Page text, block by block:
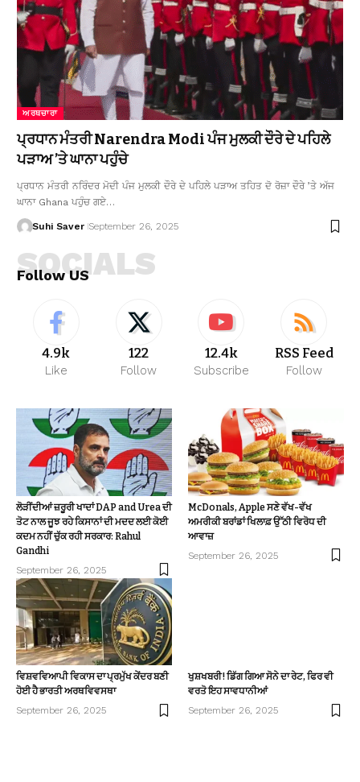
ਅਰਥਚਾਰਾ
ਪ੍ਰਧਾਨ ਮੰਤਰੀ Narendra Modi ਪੰਜ ਮੁਲਕੀ ਦੌਰੇ ਦੇ ਪਹਿਲੇ
ਪੜਾਅ ’ਤੇ ਘਾਨਾ ਪਹੁੰਚੇ
ਪ੍ਰਧਾਨ ਮੰਤਰੀ ਨਰਿੰਦਰ ਮੋਦੀ ਪੰਜ ਮੁਲਕੀ ਦੌਰੇ ਦੇ ਪਹਿਲੇ ਪੜਾਅ ਤਹਿਤ ਦੋ ਰੋਜ਼ਾ ਦੌਰੇ ’ਤੇ ਅੱਜ
ਘਾਨਾ Ghana ਪਹੁੰਚ ਗਏ…
Suhi Saver September 26, 2025
Follow US
SOCIALS
4.9k
Like
122
Follow
12.4k
Subscribe
RSS Feed
Follow
ਲੋੜੀਂਦੀਆਂ ਜ਼ਰੂਰੀ ਖਾਦਾਂ DAP and Urea ਦੀ
ਤੋਟ ਨਾਲ ਜੂਝ ਰਹੇ ਕਿਸਾਨਾਂ ਦੀ ਮਦਦ ਲਈ ਕੋਈ
ਕਦਮ ਨਹੀਂ ਚੁੱਕ ਰਹੀ ਸਰਕਾਰ: Rahul
Gandhi
September 26, 2025
McDonals, Apple ਸਣੇ ਵੱਖ-ਵੱਖ
ਅਮਰੀਕੀ ਬਰਾਂਡਾਂ ਖਿਲਾਫ਼ ਉੱਠੀ ਵਿਰੋਧ ਦੀ
ਆਵਾਜ਼
September 26, 2025
ਵਿਸ਼ਵਵਿਆਪੀ ਵਿਕਾਸ ਦਾ ਪ੍ਰਮੁੱਖ ਕੇਂਦਰ ਬਣੀ
ਹੋਈ ਹੈ ਭਾਰਤੀ ਅਰਥਵਿਵਸਥਾ
September 26, 2025
ਖੁਸ਼ਖਬਰੀ! ਡਿੱਗ ਗਿਆ ਸੋਨੇ ਦਾ ਰੇਟ, ਫਿਰ ਵੀ
ਵਰਤੋ ਇਹ ਸਾਵਧਾਨੀਆਂ
September 26, 2025